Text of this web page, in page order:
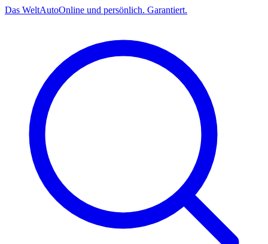
Das WeltAutoOnline und persönlich. Garantiert.